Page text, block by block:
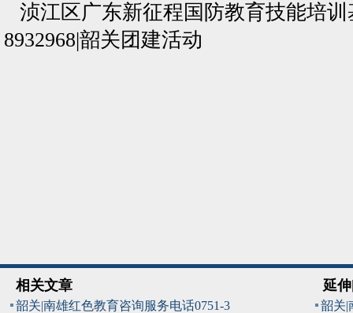
浈江区广东新征程国防教育技能培训
8932968|韶关团建活动
相关文章
韶关|南雄红色教育咨询服务电话0751-3
延
韶关|